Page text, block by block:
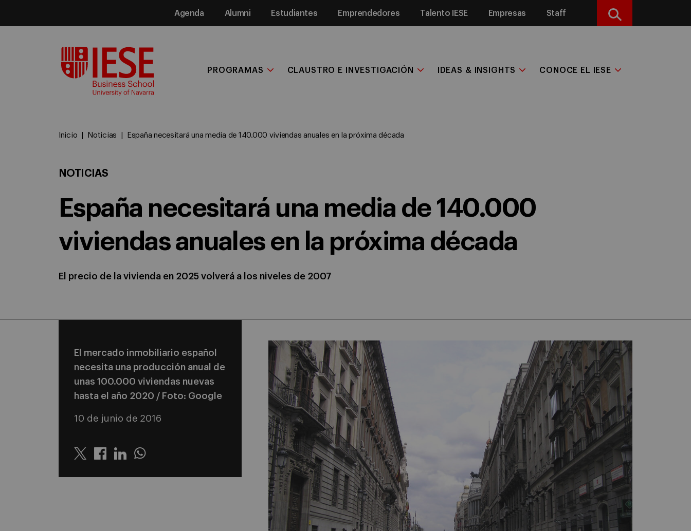
Agenda Alumni Estudiantes Emprendedores Talento IESE Empresas Staff Buscar
PROGRAMAS CLAUSTRO E INVESTIGACIÓN IDEAS & INSIGHTS CONOCE EL IESE
Inicio Noticias España necesitará una media de 140.000 viviendas anuales en la próxima década
NOTICIAS
España necesitará una media de 140.000
viviendas anuales en la próxima década
El precio de la vivienda en 2025 volverá a los niveles de 2007
El mercado inmobiliario español
necesita una producción anual de
unas 100.000 viviendas nuevas
hasta el año 2020 / Foto: Google
10 de junio de 2016
Twitter LinkedinWhatsapp